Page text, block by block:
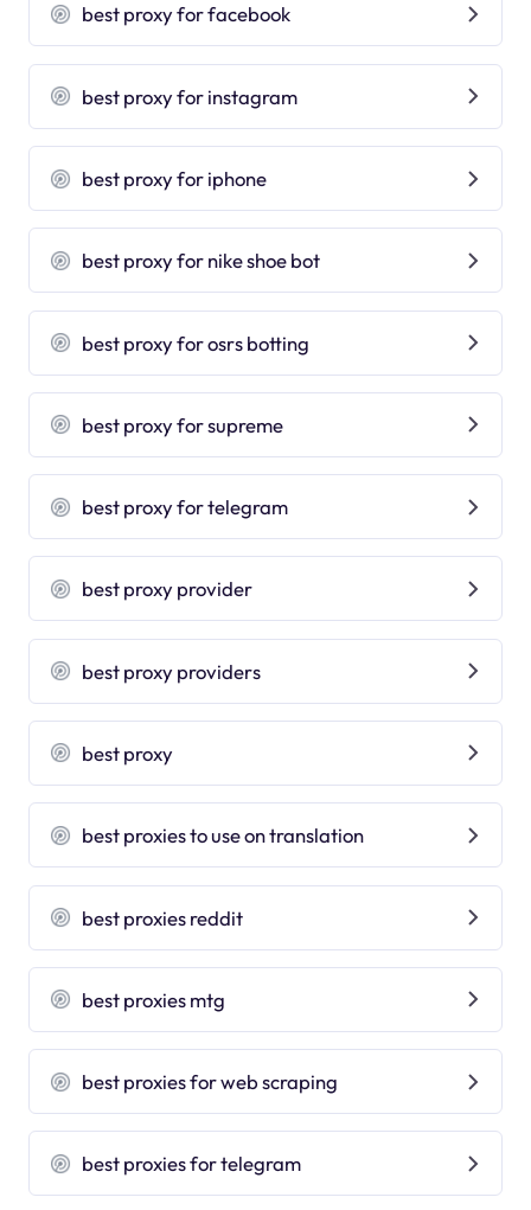
best proxy for facebook
best proxy for instagram
best proxy for iphone
best proxy for nike shoe bot
best proxy for osrs botting
best proxy for supreme
best proxy for telegram
best proxy provider
best proxy providers
best proxy
best proxies to use on translation
best proxies reddit
best proxies mtg
best proxies for web scraping
best proxies for telegram